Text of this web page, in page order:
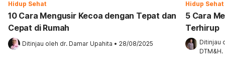
Hidup Sehat
10 Cara Mengusir Kecoa dengan Tepat dan
Cepat di Rumah
Ditinjau oleh dr. Damar Upahita • 28/08/2025
Hidup Sehat
5 Cara
Terhirup
Ditinjau
DTM&H.